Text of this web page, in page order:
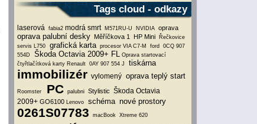
Tags cloud - odkazy
laserová fabia2 modrá smrt M571RU-U NVIDIA oprava
oprava palubní desky Měříčkova 1 HP Mini
Řečkovice
servis L750
grafická karta procesor VIA C7-M ford
0CQ 907
554D
Škoda Octavia 2009+ FL Oprava startovací
čtyřtlačítková karty Renault 0AY 907 554 J tiskárna
immobilizér vylomený oprava teplý start
Roomster PC palubni Stylistic Škoda Octavia
2009+ GO6100 Lenovo schéma nové prostory
0261S07783 macBook Xtreme 620